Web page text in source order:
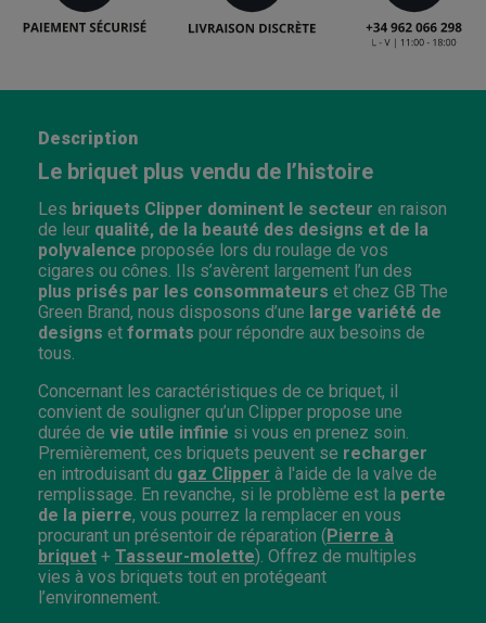
Description
Le briquet plus vendu de l’histoire
Les briquets Clipper dominent le secteur en raison
de leur qualité, de la beauté des designs et de la
polyvalence proposée lors du roulage de vos
cigares ou cônes. Ils s’avèrent largement l’un des
plus prisés par les consommateurs et chez GB The
Green Brand, nous disposons d’une large variété de
designs et formats pour répondre aux besoins de
tous.
Concernant les caractéristiques de ce briquet, il
convient de souligner qu’un Clipper propose une
durée de vie utile infinie si vous en prenez soin.
Premièrement, ces briquets peuvent se recharger
en introduisant du gaz Clipper à l'aide de la valve de
remplissage. En revanche, si le problème est la perte
de la pierre, vous pourrez la remplacer en vous
procurant un présentoir de réparation (Pierre à
briquet + Tasseur-molette). Offrez de multiples
vies à vos briquets tout en protégeant
l’environnement.